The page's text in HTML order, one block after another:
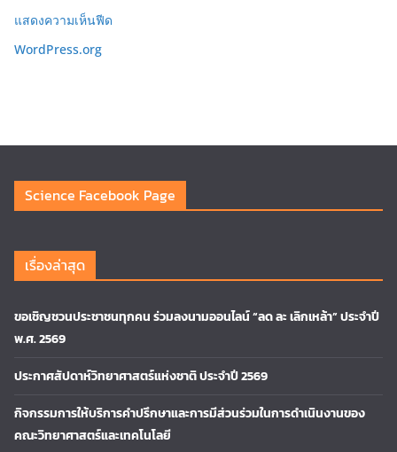
แสดงความเห็นฟีด
WordPress.org
Science Facebook Page
เรื่องล่าสุด
ขอเชิญชวนประชาชนทุกคน ร่วมลงนามออนไลน์ “ลด ละ เลิกเหล้า” ประจำปี
พ.ศ. 2569
ประกาศสัปดาห์วิทยาศาสตร์แห่งชาติ ประจำปี 2569
กิจกรรมการให้บริการคำปรึกษาและการมีส่วนร่วมในการดำเนินงานของ
คณะวิทยาศาสตร์และเทคโนโลยี